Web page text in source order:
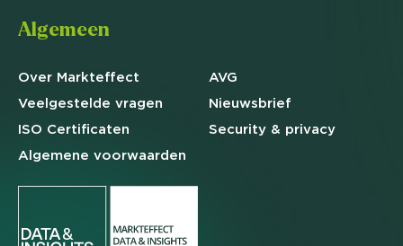
Algemeen
Over Markteffect
Veelgestelde vragen
ISO Certificaten
Algemene voorwaarden
AVG
Nieuwsbrief
Security & privacy